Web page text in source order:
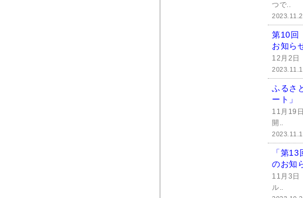
つで..
第10回
お知ら
12月2日
ふるさ
ート」
11月19
開..
「第
のお知
11月3日
ル..